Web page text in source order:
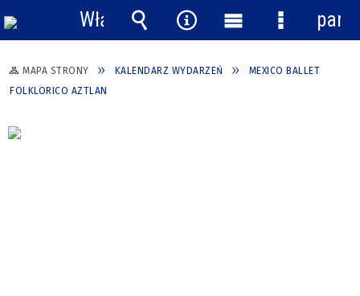
MAPA STRONY KALENDARZ WYDARZEŃ
MEXICO BALLET
FOLKLORICO AZTLAN
Włącz
powiadomienia
Wyszukiwarka
Narzędzia
Menu
główne
Menu
panel